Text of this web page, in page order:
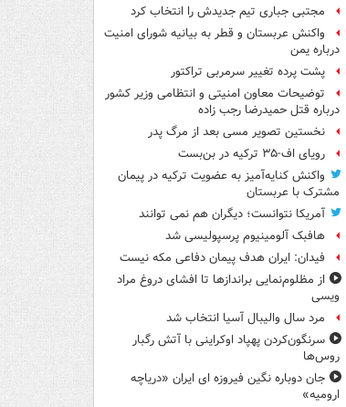
مجتبی جباری تیم جدیدش را انتخاب کرد
واکنش عربستان و قطر به بیانیه شورای امنیت
درباره یمن
پشت پرده تغییر سرمربی تراکتور
توضیحات معاون امنیتی و انتظامی وزیر کشور
درباره قتل حمیدرضا رجب زاده
نخستین تصویر مسی بعد از مرگ پدر
رویای اف-۳۵ ترکیه در بن‌بست
واکنش کنایه‌آمیز به عضویت ترکیه در پیمان
مشترک با عربستان
آمریکا نتوانست؛ دیگران هم نمی توانند
هافبک آلومینیوم پرسپولیسی شد
فیدان: ایران هدف پیمان دفاعی مکه نیست
از مظلوم‌نمایی براندازها تا افشای دروغ مراد
ویسی
مرد سال والیبال آسیا انتخاب شد
سرنگون‌کردن پهپاد اوکراینی با آتش رگبار
روس‌ها
جان دوباره نگین فیروزه ای ایران «دریاچه
ارومیه»